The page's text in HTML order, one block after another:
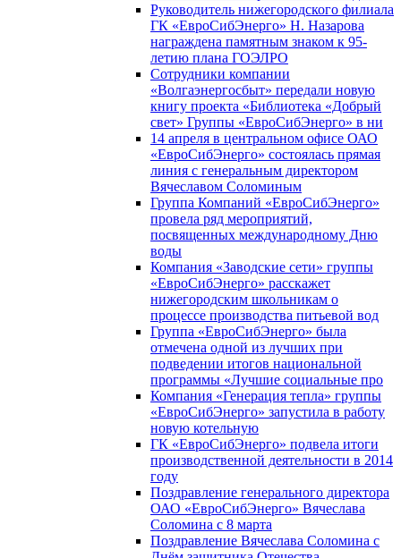
Руководитель нижегородского филиала
ГК «ЕвроСибЭнерго» Н. Назарова
награждена памятным знаком к 95-
летию плана ГОЭЛРО
Сотрудники компании
«Волгаэнергосбыт» передали новую
книгу проекта «Библиотека «Добрый
свет» Группы «ЕвроСибЭнерго» в ни
14 апреля в центральном офисе ОАО
«ЕвроСибЭнерго» состоялась прямая
линия с генеральным директором
Вячеславом Соломиным
Группа Компаний «ЕвроСибЭнерго»
провела ряд мероприятий,
посвященных международному Дню
воды
Компания «Заводские сети» группы
«ЕвроСибЭнерго» расскажет
нижегородским школьникам о
процессе производства питьевой вод
Группа «ЕвроСибЭнерго» была
отмечена одной из лучших при
подведении итогов национальной
программы «Лучшие социальные про
Компания «Генерация тепла» группы
«ЕвроСибЭнерго» запустила в работу
новую котельную
ГК «ЕвроСибЭнерго» подвела итоги
производственной деятельности в 2014
году
Поздравление генерального директора
ОАО «ЕвроСибЭнерго» Вячеслава
Соломина с 8 марта
Поздравление Вячеслава Соломина с